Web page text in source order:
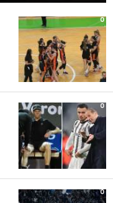
0
0
0